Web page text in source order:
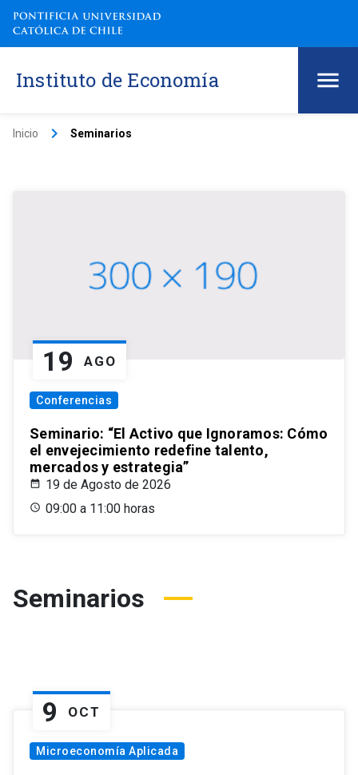
Instituto de Economía
Inicio keyboard_arrow_right Seminarios
19 AGO
Conferencias
Seminario: “El Activo que Ignoramos: Cómo
el envejecimiento redefine talento,
mercados y estrategia”
19 de Agosto de 2026
09:00 a 11:00 horas
Seminarios
9 OCT
Microeconomía Aplicada